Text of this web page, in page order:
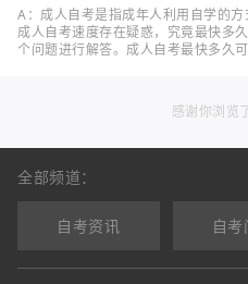
A：成人自考是指成年人利用自学的
成人自考速度存在疑惑，究竟最快多
个问题进行解答。成人自考最快多久
感谢你浏览
全部频道：
自考资讯 自考